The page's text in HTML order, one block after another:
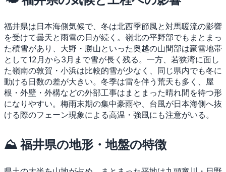
福井県は日本海側気候で、冬は北西季節風と対馬暖流の影響
を受けて曇天と雨雪の日が続く。嶺北の平野部でもまとまっ
た積雪があり、大野・勝山といった奥越の山間部は豪雪地帯
として12月から3月まで雪が長く残る。一方、若狭湾に面し
た嶺南の敦賀・小浜は比較的雪が少なく、同じ県内でも冬に
動ける日数の差が大きい。冬季は雷を伴う荒天も多く、屋
根・外壁・外構などの外部工事はまとまった晴れ間を待つ形
になりやすい。梅雨末期の集中豪雨や、台風が日本海側へ抜
ける際のフェーン現象による高温・強風にも注意がいる。
⛰ 福井県の地形・地盤の特徴